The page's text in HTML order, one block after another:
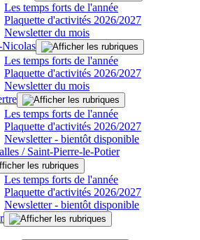
Les temps forts de l'année
Plaquette d'activités 2026/2027
Newsletter du mois
Nicolas
Les temps forts de l'année
Plaquette d'activités 2026/2027
Newsletter du mois
Les temps forts de l'année
Plaquette d'activités 2026/2027
Newsletter - bientôt disponible
/ Saint-Pierre-le-Potier
Les temps forts de l'année
Plaquette d'activités 2026/2027
Newsletter - bientôt disponible